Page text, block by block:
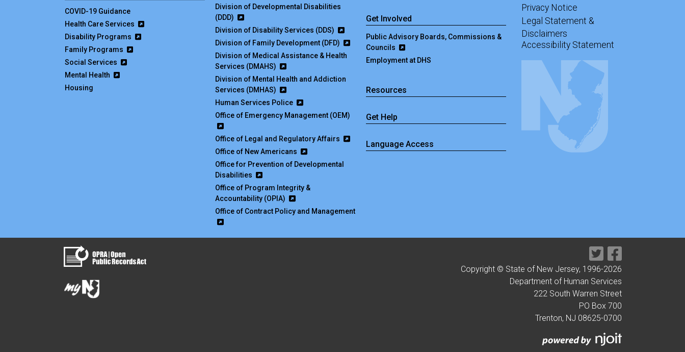
COVID-19 Guidance
Health Care Services
Disability Programs
Family Programs
Social Services
Mental Health
Housing
Division of Developmental Disabilities
(DDD)
Division of Disability Services (DDS)
Division of Family Development (DFD)
Division of Medical Assistance & Health
Services (DMAHS)
Division of Mental Health and Addiction
Services (DMHAS)
Human Services Police
Office of Emergency Management (OEM)
Office of Legal and Regulatory Affairs
Office of New Americans
Office for Prevention of Developmental
Disabilities
Office of Program Integrity &
Accountability (OPIA)
Office of Contract Policy and Management
Get Involved
Public Advisory Boards, Commissions &
Councils
Employment at DHS
Resources
Get Help
Language Access
Privacy Notice
Legal Statement &
Disclaimers
Accessibility Statement
Copyright © State of New Jersey, 1996-2026
Department of Human Services
222 South Warren Street
PO Box 700
Trenton, NJ 08625-0700